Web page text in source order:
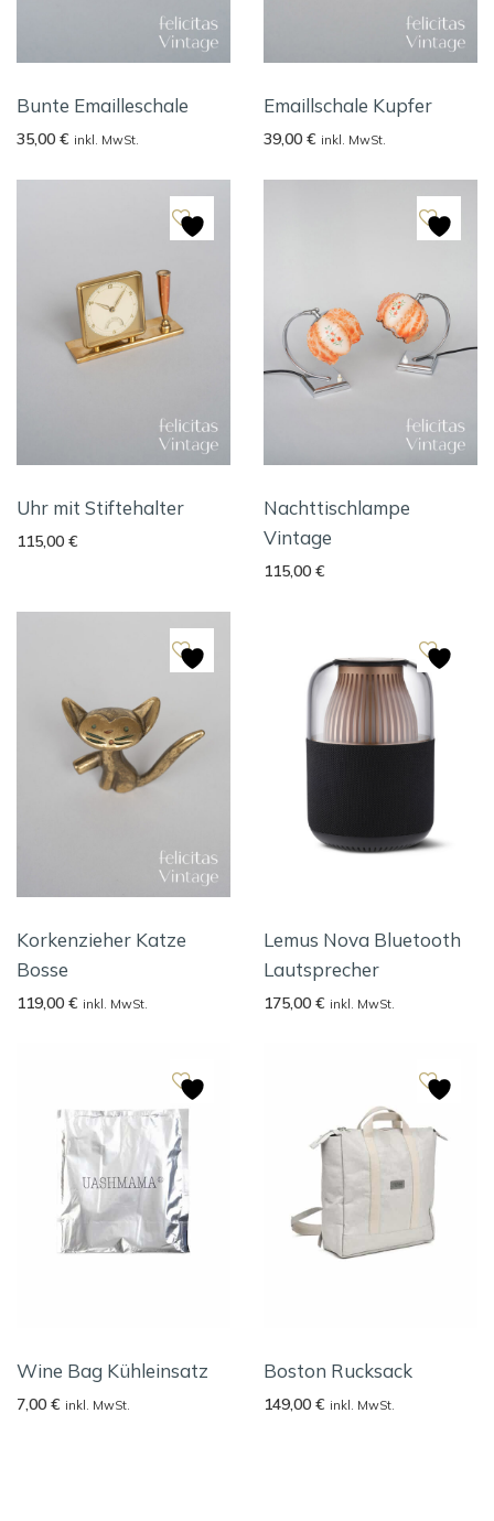
Bunte Emailleschale
35,00 € inkl. MwSt.
Emaillschale Kupfer
39,00 € inkl. MwSt.
Uhr mit Stiftehalter
115,00 €
Nachttischlampe
Vintage
115,00 €
Korkenzieher Katze
Bosse
119,00 € inkl. MwSt.
Lemus Nova Bluetooth
Lautsprecher
175,00 € inkl. MwSt.
Wine Bag Kühleinsatz
7,00 € inkl. MwSt.
Boston Rucksack
149,00 € inkl. MwSt.